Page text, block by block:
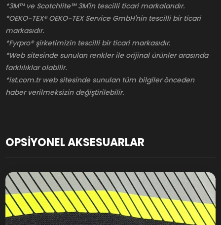
*3M™ ve Scotchlite™ 3M'in tescilli ticari markalarıdır.
*OEKO-TEX® OEKO-TEX Service GmbH'nin tescilli bir ticari
markasıdır.
*Fyrpro® şirketimizin tescilli bir ticari markasıdır.
*Web sitesinde sunulan renkler ile orijinal ürünler arasında
farklılıklar olabilir.
*ist.com.tr web sitesinde sunulan tüm bilgiler önceden
haber verilmeksizin değiştirilebilir.
OPSİYONEL AKSESUARLAR